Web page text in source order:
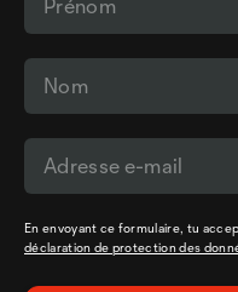
En envoyant ce formulaire, tu
déclaration de protection des